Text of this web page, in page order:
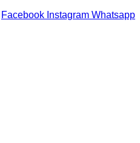
Facebook Instagram Whatsapp